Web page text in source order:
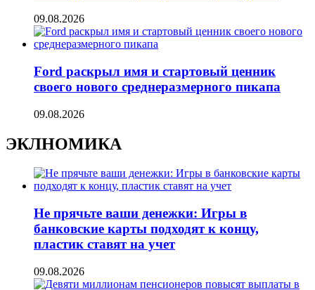
09.08.2026
Ford раскрыл имя и стартовый ценник
своего нового среднеразмерного пикапа
09.08.2026
ЭКЛНОМИКА
Не прячьте ваши денежки: Игры в
банковские карты подходят к концу,
пластик ставят на учет
09.08.2026